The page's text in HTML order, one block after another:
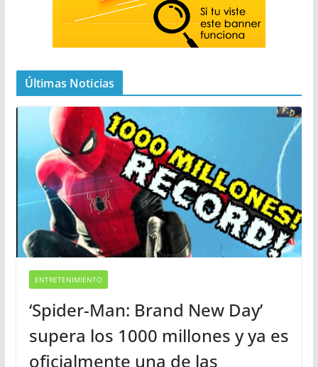
Últimas Noticias
ENTRETENIMIENTO
‘Spider-Man: Brand New Day’
supera los 1000 millones y ya es
oficialmente una de las